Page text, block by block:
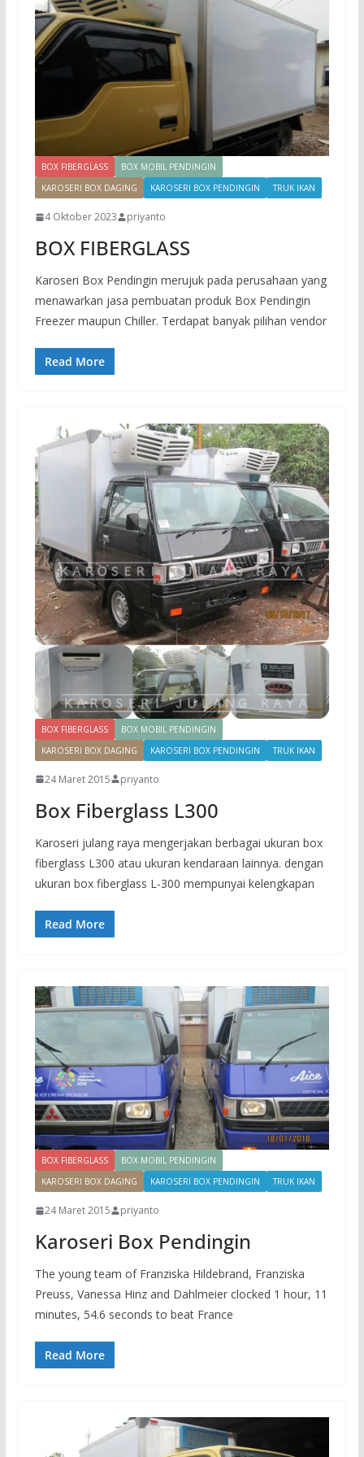
BOX FIBERGLASS
BOX MOBIL PENDINGIN
KAROSERI BOX DAGING
KAROSERI BOX PENDINGIN TRUK IKAN
4 Oktober 2023 priyanto
BOX FIBERGLASS
Karoseri Box Pendingin merujuk pada perusahaan yang
menawarkan jasa pembuatan produk Box Pendingin
Freezer maupun Chiller. Terdapat banyak pilihan vendor
Read More
BOX FIBERGLASS
BOX MOBIL PENDINGIN
KAROSERI BOX DAGING
KAROSERI BOX PENDINGIN TRUK IKAN
24 Maret 2015 priyanto
Box Fiberglass L300
Karoseri julang raya mengerjakan berbagai ukuran box
fiberglass L300 atau ukuran kendaraan lainnya. dengan
ukuran box fiberglass L-300 mempunyai kelengkapan
Read More
BOX FIBERGLASS
BOX MOBIL PENDINGIN
KAROSERI BOX DAGING
KAROSERI BOX PENDINGIN TRUK IKAN
24 Maret 2015 priyanto
Karoseri Box Pendingin
The young team of Franziska Hildebrand, Franziska
Preuss, Vanessa Hinz and Dahlmeier clocked 1 hour, 11
minutes, 54.6 seconds to beat France
Read More